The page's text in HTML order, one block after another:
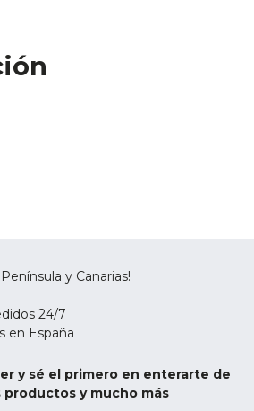
y Canarias!
24/7
en España
y sé el primero en enterarte de
y mucho más